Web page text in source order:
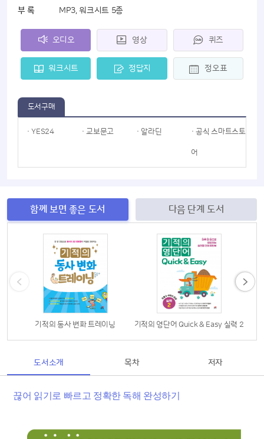
부 록
MP3, 워크시트 5종
오디오 영상 퀴즈
워크시트 정답지 정오표
도서구매
· YES24 · 교보문고 · 알라딘 · 공식 스마트스토
어
함께 보면 좋은 도서 다음 단계 도서
기적의 동사 변화 트레이닝 기적의 영단어 Quick & Easy 실력 2
도서소개 목차 저자
끊어 읽기로 빠르고 정확한 독해 완성하기